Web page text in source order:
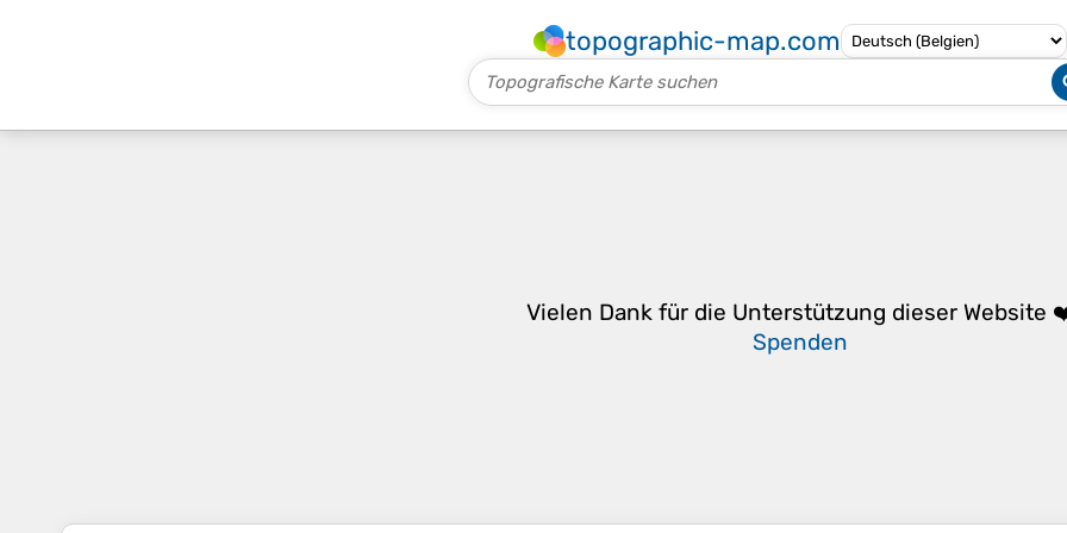
topographic-map.com
Vielen Dank für die Unterstützung dieser Website
Spenden